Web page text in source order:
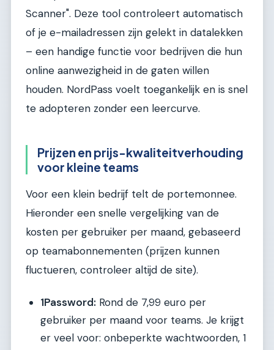
Scanner". Deze tool controleert automatisch
of je e-mailadressen zijn gelekt in datalekken
– een handige functie voor bedrijven die hun
online aanwezigheid in de gaten willen
houden. NordPass voelt toegankelijk en is snel
te adopteren zonder een leercurve.
Prijzen en prijs-kwaliteitverhouding
voor kleine teams
Voor een klein bedrijf telt de portemonnee.
Hieronder een snelle vergelijking van de
kosten per gebruiker per maand, gebaseerd
op teamabonnementen (prijzen kunnen
fluctueren, controleer altijd de site).
1Password: Rond de 7,99 euro per
gebruiker per maand voor teams. Je krijgt
er veel voor: onbeperkte wachtwoorden, 1